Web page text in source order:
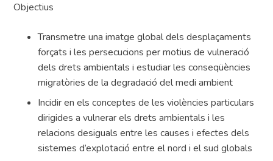
Objectius
Transmetre una imatge global dels desplaçaments
forçats i les persecucions per motius de vulneració
dels drets ambientals i estudiar les conseqüències
migratòries de la degradació del medi ambient
Incidir en els conceptes de les violències particulars
dirigides a vulnerar els drets ambientals i les
relacions desiguals entre les causes i efectes dels
sistemes d’explotació entre el nord i el sud globals